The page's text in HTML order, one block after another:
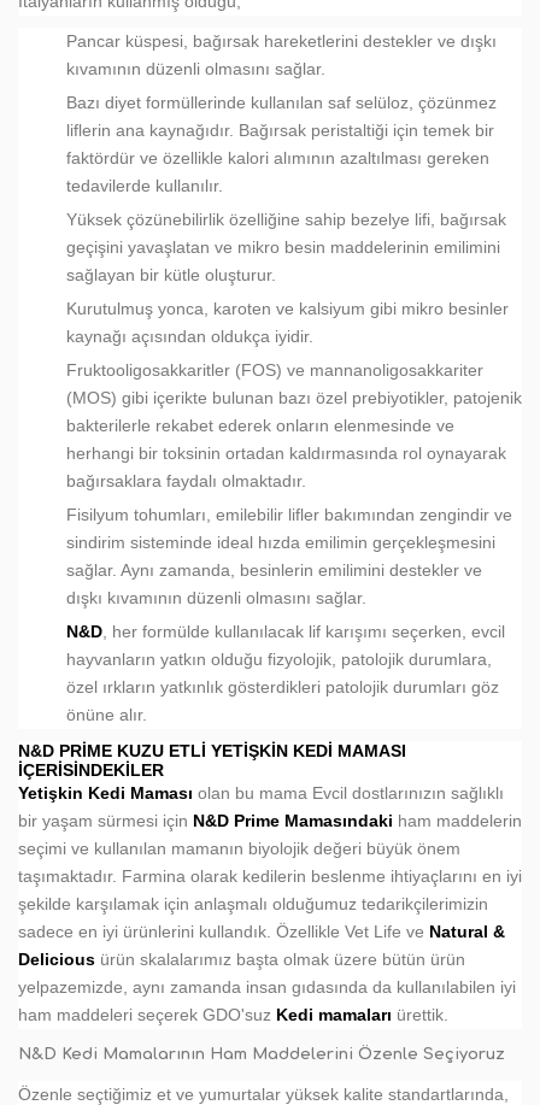
Pancar küspesi, bağırsak hareketlerini destekler ve dışkı
kıvamının düzenli olmasını sağlar.
Bazı diyet formüllerinde kullanılan saf selüloz, çözünmez
liflerin ana kaynağıdır. Bağırsak peristaltiği için temek bir
faktördür ve özellikle kalori alımının azaltılması gereken
tedavilerde kullanılır.
Yüksek çözünebilirlik özelliğine sahip bezelye lifi, bağırsak
geçişini yavaşlatan ve mikro besin maddelerinin emilimini
sağlayan bir kütle oluşturur.
Kurutulmuş yonca, karoten ve kalsiyum gibi mikro besinler
kaynağı açısından oldukça iyidir.
Fruktooligosakkaritler (FOS) ve mannanoligosakkariter
(MOS) gibi içerikte bulunan bazı özel prebiyotikler, patojenik
bakterilerle rekabet ederek onların elenmesinde ve
herhangi bir toksinin ortadan kaldırmasında rol oynayarak
bağırsaklara faydalı olmaktadır.
Fisilyum tohumları, emilebilir lifler bakımından zengindir ve
sindirim sisteminde ideal hızda emilimin gerçekleşmesini
sağlar. Aynı zamanda, besinlerin emilimini destekler ve
dışkı kıvamının düzenli olmasını sağlar.
N&D , her formülde kullanılacak lif karışımı seçerken, evcil
hayvanların yatkın olduğu fizyolojik, patolojik durumlara,
özel ırkların yatkınlık gösterdikleri patolojik durumları göz
önüne alır.
N&D PRIME KUZU ETLI YETIŞKIN KEDI MAMASI
İÇERISINDEKILER
Yetişkin Kedi Maması olan bu mama Evcil dostlarınızın sağlıklı
bir yaşam sürmesi için N&D Prime Mamasındaki ham maddelerin
seçimi ve kullanılan mamanın biyolojik değeri büyük önem
taşımaktadır. Farmina olarak kedilerin beslenme ihtiyaçlarını en iyi
şekilde karşılamak için anlaşmalı olduğumuz tedarikçilerimizin
sadece en iyi ürünlerini kullandık. Özellikle Vet Life ve Natural &
Delicious ürün skalalarımız başta olmak üzere bütün ürün
yelpazemizde, aynı zamanda insan gıdasında da kullanılabilen iyi
ham maddeleri seçerek GDO'suz Kedi mamaları ürettik.
N&D Kedi Mamalarının Ham Maddelerini Özenle Seçiyoruz
Özenle seçtiğimiz et ve yumurtalar yüksek kalite standartlarında,